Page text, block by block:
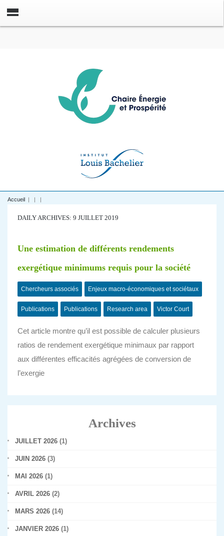
Accueil | | |
DAILY ARCHIVES: 9 JUILLET 2019
Une estimation de différents rendements
exergétique minimums requis pour la société
Chercheurs associés Enjeux macro-économiques et sociétaux
Publications Publications Research area Victor Court
Cet article montre qu’il est possible de calculer plusieurs
ratios de rendement exergétique minimaux par rapport
aux différentes efficacités agrégées de conversion de
l’exergie
Archives
JUILLET 2026 (1)
JUIN 2026 (3)
MAI 2026 (1)
AVRIL 2026 (2)
MARS 2026 (14)
JANVIER 2026 (1)